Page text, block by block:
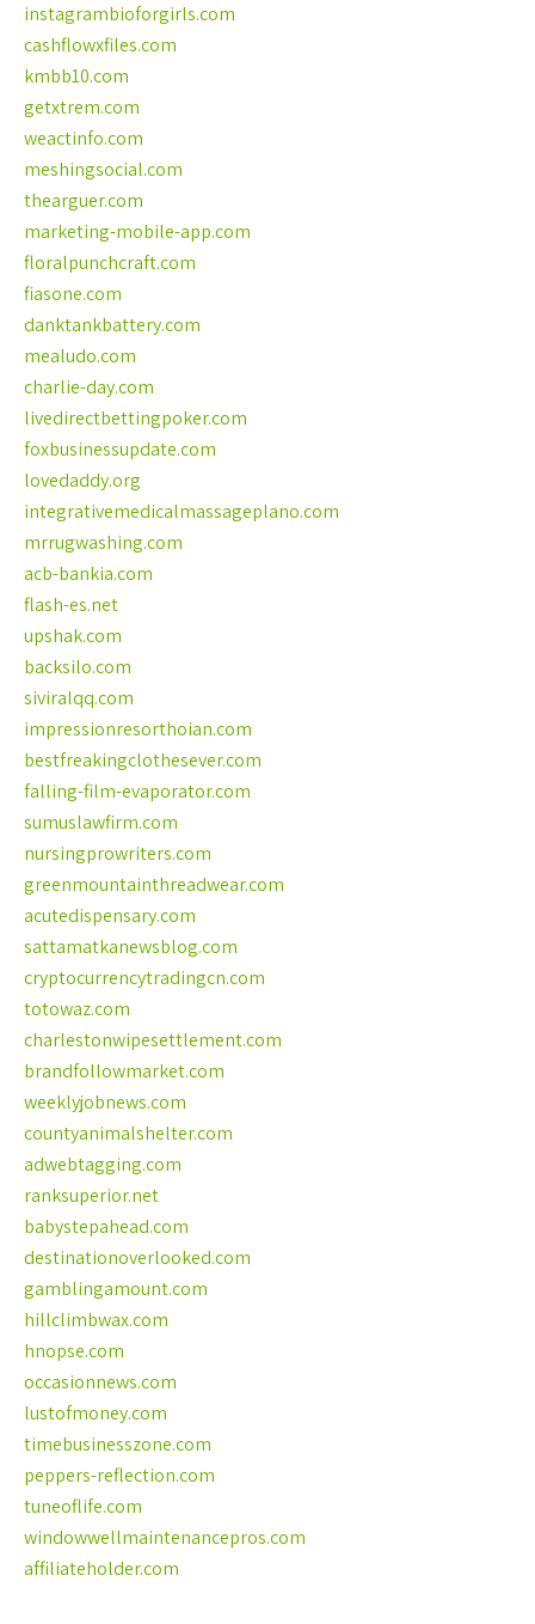
instagrambioforgirls.com
cashflowxfiles.com
kmbb10.com
getxtrem.com
weactinfo.com
meshingsocial.com
thearguer.com
marketing-mobile-app.com
floralpunchcraft.com
fiasone.com
danktankbattery.com
mealudo.com
charlie-day.com
livedirectbettingpoker.com
foxbusinessupdate.com
lovedaddy.org
integrativemedicalmassageplano.com
mrrugwashing.com
acb-bankia.com
flash-es.net
upshak.com
backsilo.com
siviralqq.com
impressionresorthoian.com
bestfreakingclothesever.com
falling-film-evaporator.com
sumuslawfirm.com
nursingprowriters.com
greenmountainthreadwear.com
acutedispensary.com
sattamatkanewsblog.com
cryptocurrencytradingcn.com
totowaz.com
charlestonwipesettlement.com
brandfollowmarket.com
weeklyjobnews.com
countyanimalshelter.com
adwebtagging.com
ranksuperior.net
babystepahead.com
destinationoverlooked.com
gamblingamount.com
hillclimbwax.com
hnopse.com
occasionnews.com
lustofmoney.com
timebusinesszone.com
peppers-reflection.com
tuneoflife.com
windowwellmaintenancepros.com
affiliateholder.com